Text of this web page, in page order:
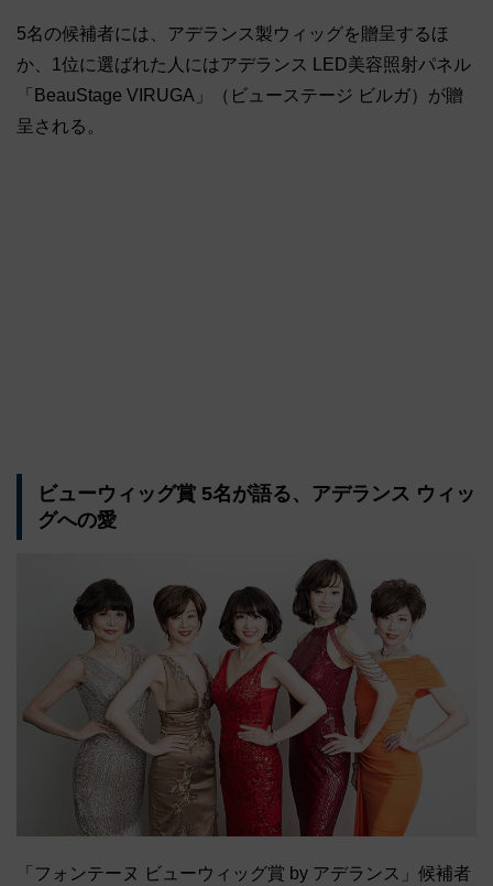
5名の候補者には、アデランス製ウィッグを贈呈するほ
か、1位に選ばれた人にはアデランス LED美容照射パネル
「BeauStage VIRUGA」（ビューステージ ビルガ）が贈
呈される。
ビューウィッグ賞 5名が語る、アデランス ウィッ
グへの愛
「フォンテーヌ ビューウィッグ賞 by アデランス」候補者